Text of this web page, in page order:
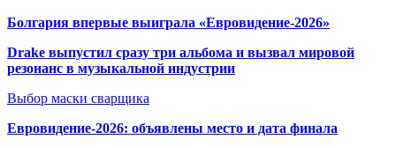
Болгария впервые выиграла «Евровидение-2026»
Drake выпустил сразу три альбома и вызвал мировой
резонанс в музыкальной индустрии
Выбор маски сварщика
Евровидение-2026: объявлены место и дата финала